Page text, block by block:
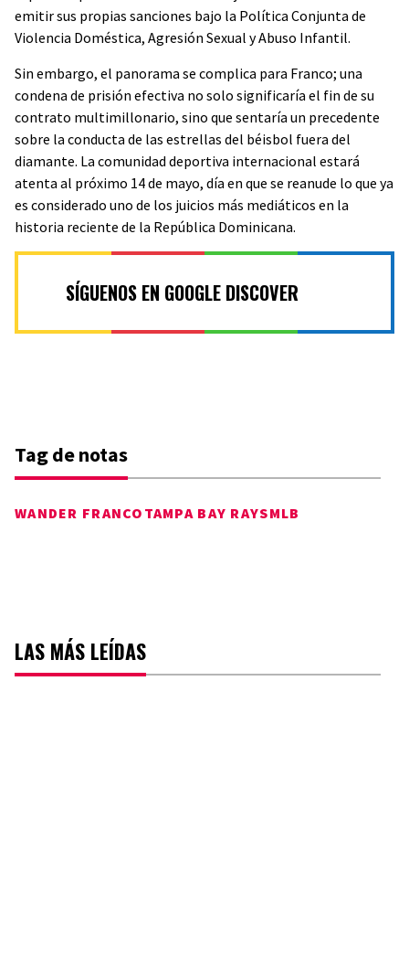
emitir sus propias sanciones bajo la Política Conjunta de
Violencia Doméstica, Agresión Sexual y Abuso Infantil.
Sin embargo, el panorama se complica para Franco; una
condena de prisión efectiva no solo significaría el fin de su
contrato multimillonario, sino que sentaría un precedente
sobre la conducta de las estrellas del béisbol fuera del
diamante. La comunidad deportiva internacional estará
atenta al próximo 14 de mayo, día en que se reanude lo que ya
es considerado uno de los juicios más mediáticos en la
historia reciente de la República Dominicana.
SÍGUENOS EN GOOGLE DISCOVER
Tag de notas
WANDER FRANCO TAMPA BAY RAYSMLB
LAS MÁS LEÍDAS